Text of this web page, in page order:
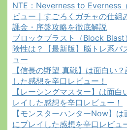
NTE：Neverness to Everness
ビュー｜すごろくガチャの仕組
課金・序盤攻略を徹底解説
ブロックブラスト（Block
険性は？【最新版】脳トレ系パ
ュー
【信長の野望 真戦】は面白い
した感想を辛口レビュー！
【レーシングマスター】は面
レイした感想を辛口レビュー！
【モンスターハンターNow】
にプレイした感想を辛口レビュ